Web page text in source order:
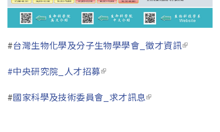
Eng
#台灣生物化學及分子生物學學會_徵才資訊(link is
#中央研究院_人才招募(link is external)
#國家科學及技術委員會_求才訊息(link is